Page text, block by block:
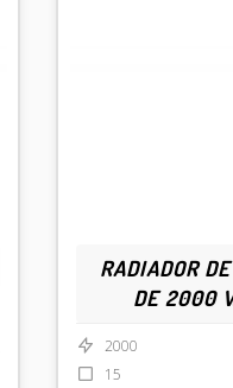
RADIADOR
DE 2000
2000
15